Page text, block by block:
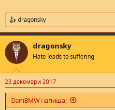
R
e
a
c
i
s
:
dragonsky
dragonsky
Hate leads to suffering
23 декември 2017
DaniBMW напиша: